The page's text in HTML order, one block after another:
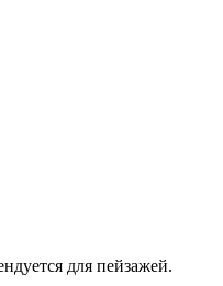
для пейзажей.